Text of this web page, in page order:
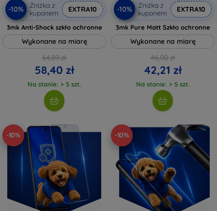
-10%
Zniżka z
kuponem
EXTRA10
3mk Anti-Shock szkło ochronne
Wykonane na miarę
64,89 zł
58,40 zł
Na stanie: > 5 szt.
-10%
Zniżka z
kuponem
EXTRA10
3mk Pure Matt Szkło ochronne
Wykonane na miarę
46,90 zł
42,21 zł
Na stanie: > 5 szt.
-10% -10%